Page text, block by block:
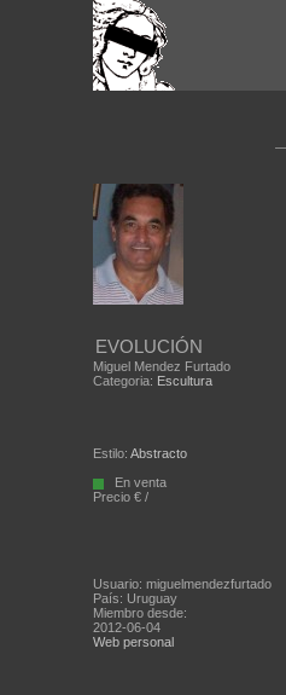
EVOLUCIÓN
Miguel Mendez Furtado
Categoria: Escultura
Estilo: Abstracto
En venta
Precio € /
Usuario: miguelmendezfurtado
País: Uruguay
Miembro desde:
2012-06-04
Web personal